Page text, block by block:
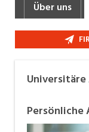
Industrie,
Kaufm.
Über uns
Universitäre